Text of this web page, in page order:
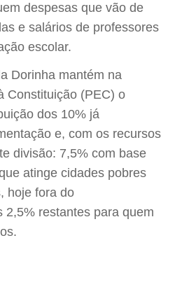
despesas que vão de
e salários de professores
escolar.
Dorinha mantém na
Constituição (PEC) o
dos 10% já
e, com os recursos
divisão: 7,5% com base
atinge cidades pobres
hoje fora do
2,5% restantes para quem